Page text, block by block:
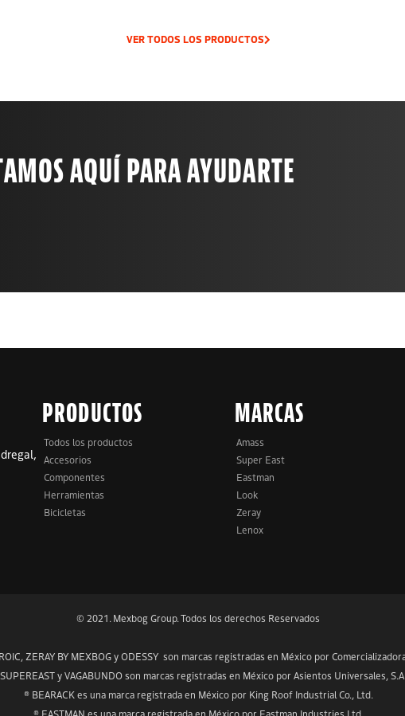
VER TODOS LOS PRODUCTOS
AQUÍ PARA AYUDARTE
PRODUCTOS
Todos los productos
Accesorios
Componentes
Herramientas
Bicicletas
MARCAS
Amass
Super East
Eastman
Look
Zeray
Lenox
© 2021. Mexbog Group. Todos los derechos Reservados
ZERAY BY MEXBOG y ODESSY son marcas registradas en México por
y VAGABUNDO son marcas registradas en México por Asientos Universales,
® BEARACK es una marca registrada en México por King Roof Industrial Co., Ltd.
® EASTMAN es una marca registrada en México por Eastman Industries Ltd.